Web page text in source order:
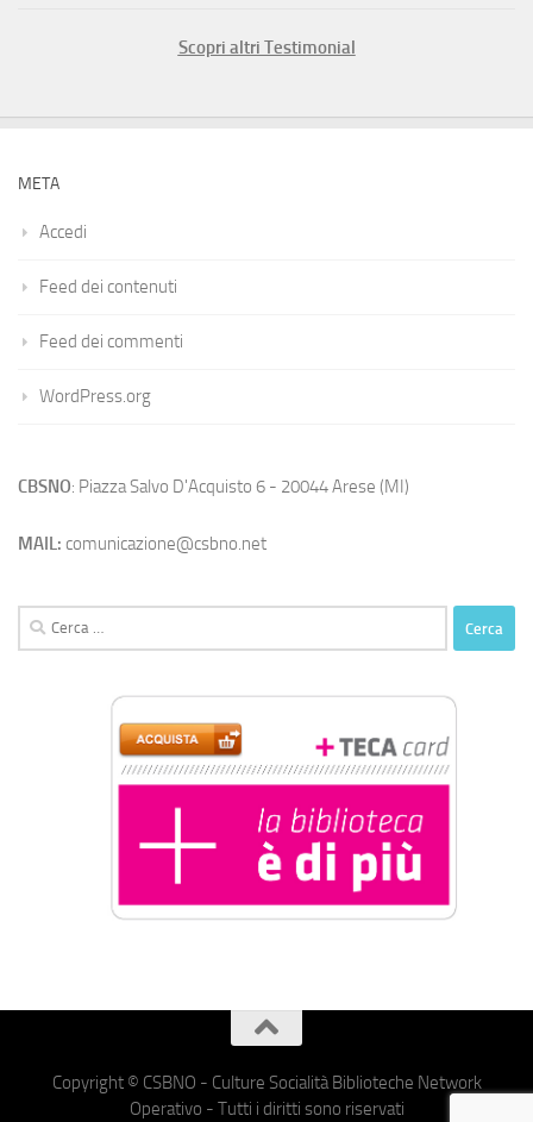
Scopri altri Testimonial
META
Accedi
Feed dei contenuti
Feed dei commenti
WordPress.org
CBSNO: Piazza Salvo D'Acquisto 6 - 20044 Arese (MI)
MAIL: comunicazione@csbno.net
Ricerca
per:
Copyright © CSBNO - Culture Socialità Biblioteche Network
Operativo - Tutti i diritti sono riservati